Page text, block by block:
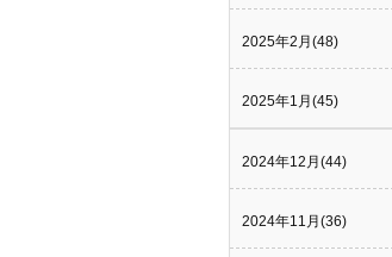
2025年2月(48)
2025年1月(45)
2024年12月(44)
2024年11月(36)